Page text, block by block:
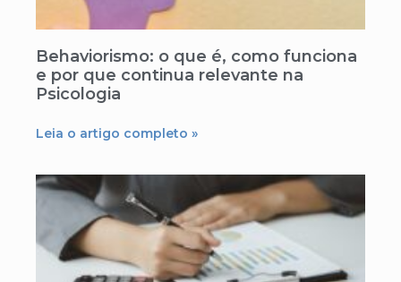
Behaviorismo: o que é, como funciona
e por que continua relevante na
Psicologia
Leia o artigo completo »